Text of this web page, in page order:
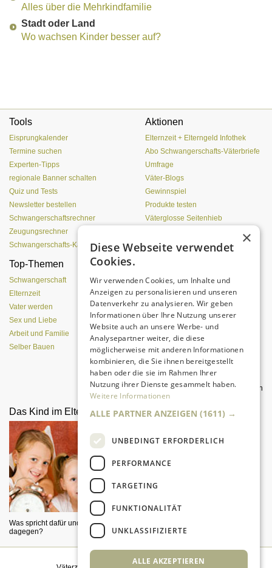
Alles über die Mehrkindfamilie
Stadt oder Land
Wo wachsen Kinder besser auf?
Tools
Eisprungkalender
Termine suchen
Experten-Tipps
regionale Banner schalten
Quiz und Tests
Newsletter bestellen
Schwangerschaftsrechner
Zeugungsrechner
Schwangerschafts-Kalender
Aktionen
Elternzeit + Elterngeld Infothek
Abo Schwangerschafts-Väterbriefe
Umfrage
Väter-Blogs
Gewinnspiel
Produkte testen
Väterglosse Seitenhieb
Top-Themen
Schwangerschaft
Elternzeit
Vater werden
Sex und Liebe
Arbeit und Familie
Selber Bauen
Leidenschaft
Was Väter für tollen Sex tun können
Das Kind im Elternbett
Was spricht dafür und was
dagegen?
Welcher Männertyp ist
Machos oder Softies?
×
Diese Webseite verwendet
Cookies.
Wir verwenden Cookies, um Inhalte und
Anzeigen zu personalisieren und unseren
Datenverkehr zu analysieren. Wir geben
Informationen über Ihre Nutzung unserer
Website auch an unsere Werbe- und
Analysepartner weiter, die diese
möglicherweise mit anderen Informationen
kombinieren, die Sie ihnen bereitgestellt
haben oder die sie im Rahmen Ihrer
Nutzung ihrer Dienste gesammelt haben.
Weitere Informationen
ALLE PARTNER ANZEIGEN (1611) →
UNBEDINGT ERFORDERLICH
PERFORMANCE
TARGETING
FUNKTIONALITÄT
UNKLASSIFIZIERTE
ALLE AKZEPTIEREN